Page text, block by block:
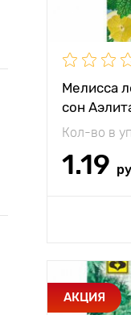
Мелисса
сон
Кол-во в
1.19
Период
АКЦИЯ